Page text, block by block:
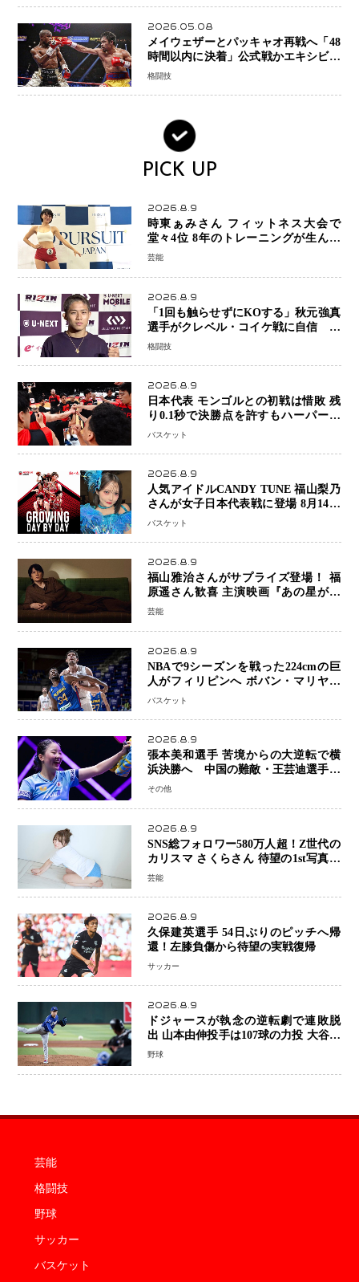
2026.05.08
メイウェザーとパッキャオ再戦へ「48
時間以内に決着」公式戦かエキシビシ
ョンか混迷続く
格闘技
PICK UP
2026.8.9
時東ぁみさん フィットネス大会で
堂々4位 8年のトレーニングが生んだ
健康美「4位になってホッとしていま
芸能
2026.8.9
「1回も触らせずにKOする」秋元強真
選手がクレベル・コイケ戦に自信 青
木真也と2カ月の寝技対策「引き込ま
格闘技
2026.8.9
日本代表 モンゴルとの初戦は惜敗 残
り0.1秒で決勝点を許すもハーパージ
ュニア15得点 カーク18得点と存在感
バスケット
2026.8.9
人気アイドルCANDY TUNE 福山梨乃
さんが女子日本代表戦に登場 8月14日
「三井不動産カップ」でスペシャルゲ
バスケット
2026.8.9
福山雅治さんがサプライズ登場！ 福
原遥さん歓喜 主演映画『あの星が降
る丘で、君とまた出会いたい。』舞台
芸能
2026.8.9
NBAで9シーズンを戦った224cmの巨
人がフィリピンへ ボバン・マリヤノ
ビッチ ジョーンズカップで新たな挑
バスケット
2026.8.9
張本美和選手 苦境からの大逆転で横
浜決勝へ 中国の難敵・王芸迪選手を
撃破「ここからまた行くぞ」兄・智和
その他
2026.8.9
SNS総フォロワー580万人超！Z世代の
カリスマ さくらさん 待望の1st写真集
が11月5日発売決定 沖縄で“今しか残
芸能
2026.8.9
久保建英選手 54日ぶりのピッチへ帰
還！左膝負傷から待望の実戦復帰
サッカー
2026.8.9
ドジャースが執念の逆転劇で連敗脱
出 山本由伸投手は107球の力投 大谷翔
平選手が延長10回に勝利を呼び込む一
野球
芸能
格闘技
野球
サッカー
バスケット